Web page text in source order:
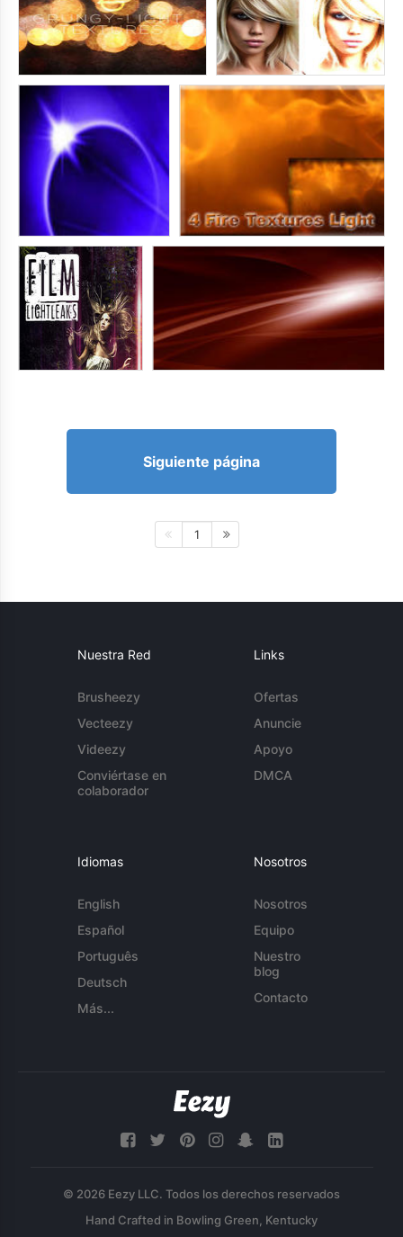
Siguiente página
1
Nuestra Red
Brusheezy
Vecteezy
Videezy
Conviértase en
colaborador
Links
Ofertas
Anuncie
Apoyo
DMCA
Idiomas
English
Español
Português
Deutsch
Más...
Nosotros
Nosotros
Equipo
Nuestro
blog
Contacto
© 2026 Eezy LLC. Todos los derechos reservados